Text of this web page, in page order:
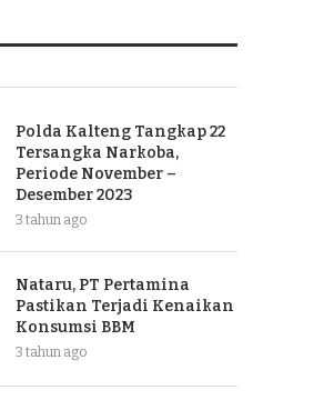
Polda Kalteng Tangkap 22
Tersangka Narkoba,
Periode November –
Desember 2023
3 tahun ago
Nataru, PT Pertamina
Pastikan Terjadi Kenaikan
Konsumsi BBM
3 tahun ago